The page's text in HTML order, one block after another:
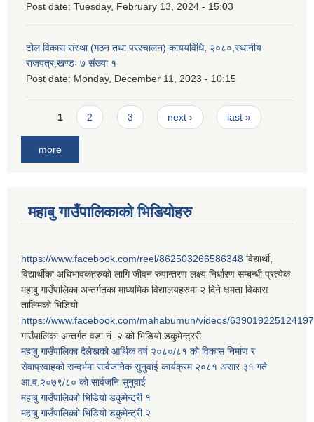
Post date: Tuesday, February 13, 2024 - 15:03
टोल विकास संस्था (गठन तथा पररचालन) काययविधि, २०८०,स्थानीय
राजपत्र,खण्डः ७ संख्या १
Post date: Monday, December 11, 2023 - 10:15
Pages
1 2 3 next › last »
more
महाबु गाउँपालिकाको भिडियोहरु
https://www.facebook.com/reel/862503266586348 विद्यार्थी,
विद्यार्थीका अधिभावकहरुको लागि जीवन रुपान्तरण लक्ष्य निर्धारण सम्बन्धी प्रत्येक
महाबु गाउँपालिका अन्तर्गतका माध्यमिक विद्यालयहरुमा २ दिने क्षमता विकास
तालिमको भिडियो
https://www.facebook.com/mahabumun/videos/639019225124197
गाउँपालिका अन्तर्गत वडा नं. २ को भिडियो डकुमेन्ट्ररी
महाबु गाउँपालिका दैलेखको आर्थिक वर्ष २०८०/८१ को विकास निर्माण र
सेवाप्रवाहको सन्दर्भमा सार्वजनिक सुनुवाई कार्यक्रम २०८१ असार ३१ गते
आ.व.२०७९/८० को सार्वजनि सुनुवाई
महाबु गाउँपालिकाो भिडियो डकुमेन्ट्री १
महाबु गाउँपालिकाो भिडियो डकुमेन्ट्री २